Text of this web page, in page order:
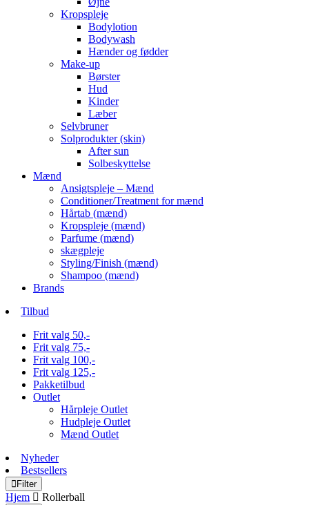
Kropspleje
Bodylotion
Bodywash
Hænder og fødder
Make-up
Børster
Hud
Kinder
Læber
Selvbruner
Solprodukter (skin)
After sun
Solbeskyttelse
Mænd
Ansigtspleje – Mænd
Conditioner/Treatment for mænd
Hårtab (mænd)
Kropspleje (mænd)
Parfume (mænd)
skægpleje
Styling/Finish (mænd)
Shampoo (mænd)
Brands
Tilbud
Frit valg 50,-
Frit valg 75,-
Frit valg 100,-
Frit valg 125,-
Pakketilbud
Outlet
Hårpleje Outlet
Hudpleje Outlet
Mænd Outlet
Nyheder
Bestsellers
Filter
Hjem Rollerball